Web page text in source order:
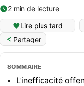
2 min de lecture
Lire plus tard
Partager
SOMMAIRE
L’inefficacité